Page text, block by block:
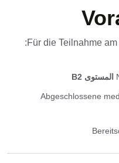
Für die Teilnahme
المستوى B2
Abgeschlossene